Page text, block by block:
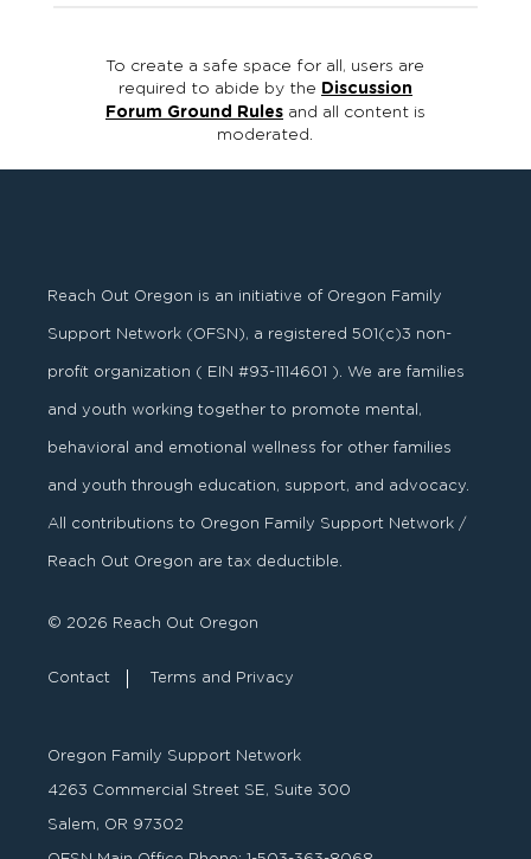
To create a safe space for all, users are
required to abide by the Discussion
Forum Ground Rulesand all content is
moderated.
Reach Out Oregon is an initiative of Oregon Family
Support Network (OFSN), a registered501 (c)3 non-
profit organization ( EIN #93-1114601 ). We are families
and youth working together to promote mental,
behavioral and emotional wellness for other families
and youth through education, support, and advocacy.
All contributions to Oregon Family Support Network /
Reach Out Oregon are tax deductible.
© 2026 Reach Out Oregon
Contact Terms and Privacy
Oregon Family Support Network
4263 Commercial Street SE, Suite 300
Salem, OR 97302